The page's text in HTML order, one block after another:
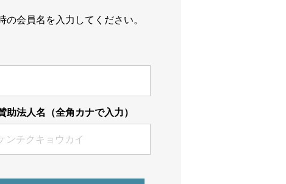
の会員名を入力してください。
助法人名（全角カナで入力）